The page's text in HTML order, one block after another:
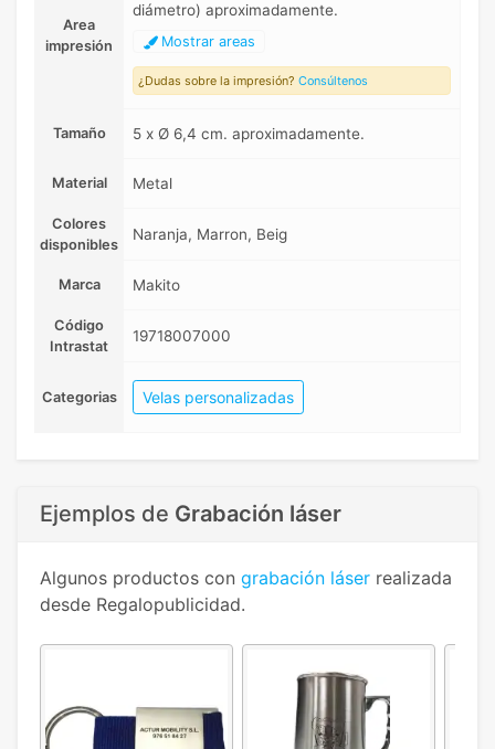
Area
impresión
diámetro) aproximadamente.
Mostrar areas
¿Dudas sobre la impresión? Consúltenos
Tamaño 5 x Ø 6,4 cm. aproximadamente.
Material Metal
Colores
disponibles
Naranja, Marron, Beig
Marca Makito
Código
Intrastat
19718007000
Categorias Velas personalizadas
Ejemplos de Grabación láser
Algunos productos con grabación láser realizada
desde Regalopublicidad.